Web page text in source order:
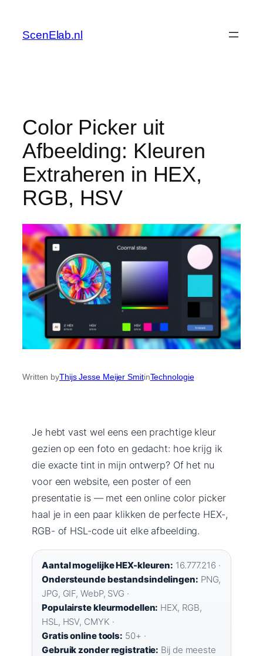
content
ScenElab.nl
Color Picker uit
Afbeelding: Kleuren
Extraheren in HEX,
RGB, HSV
Written byThijs Jesse Meijer SmitinTechnologie
Je hebt vast wel eens een prachtige kleur
gezien op een foto en gedacht: hoe krijg ik
die exacte tint in mijn ontwerp? Of het nu
voor een website, een poster of een
presentatie is — met een online color picker
haal je in een paar klikken de perfecte HEX-,
RGB- of HSL-code uit elke afbeelding.
Aantal mogelijke HEX-kleuren: 16.777.216 ·
Ondersteunde bestandsindelingen: PNG,
JPG, GIF, WebP, SVG ·
Populairste kleurmodellen: HEX, RGB,
HSL, HSV, CMYK ·
Gratis online tools: 50+ ·
Gebruik zonder registratie: Bij de meeste